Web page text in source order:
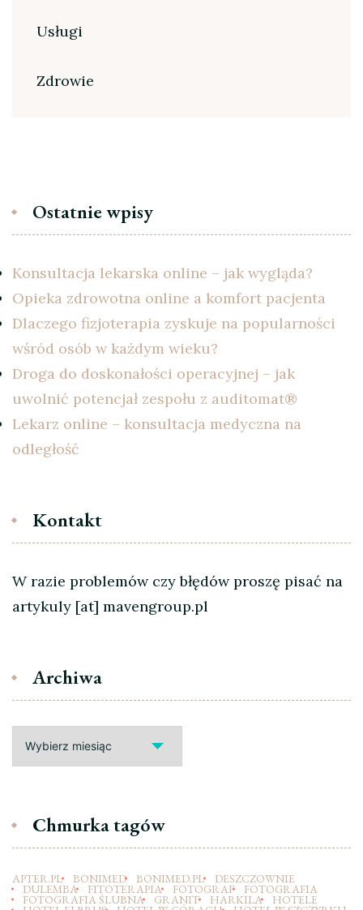
Usługi
Zdrowie
Ostatnie wpisy
Konsultacja lekarska online – jak wygląda?
Opieka zdrowotna online a komfort pacjenta
Dlaczego fizjoterapia zyskuje na popularności
wśród osób w każdym wieku?
Droga do doskonałości operacyjnej – jak
uwolnić potencjał zespołu z auditomat®
Lekarz online – konsultacja medyczna na
odległość
Kontakt
W razie problemów czy błędów proszę pisać na
artykuly [at] mavengroup.pl
Archiwa
Chmurka tagów
APTER.PL BONIMED BONIMED.PL DESZCZOWNIE
DULEMBA FITOTERAPIA FOTOGRAF FOTOGRAFIA
FOTOGRAFIA ŚLUBNA GRANIT HARKILA HOTELE